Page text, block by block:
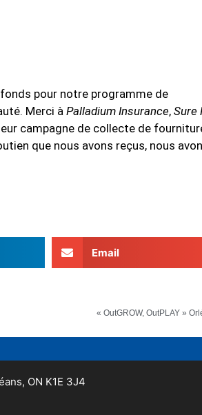
pour notre programme de
Merci à Palladium Insurance, Sure
campagne de collecte de
que nous avons reçus, nous
Email
« OutGROW, OutPLAY »
ON K1E 3J4